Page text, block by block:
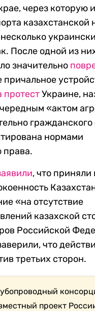
через которую
казахстанской
После одной из
значительно
протестУкраине,
«актом
гражданского
нормами
права.
, что приняли
«на отсутствие
казахской
Российской
что
третьих сторон.
проект